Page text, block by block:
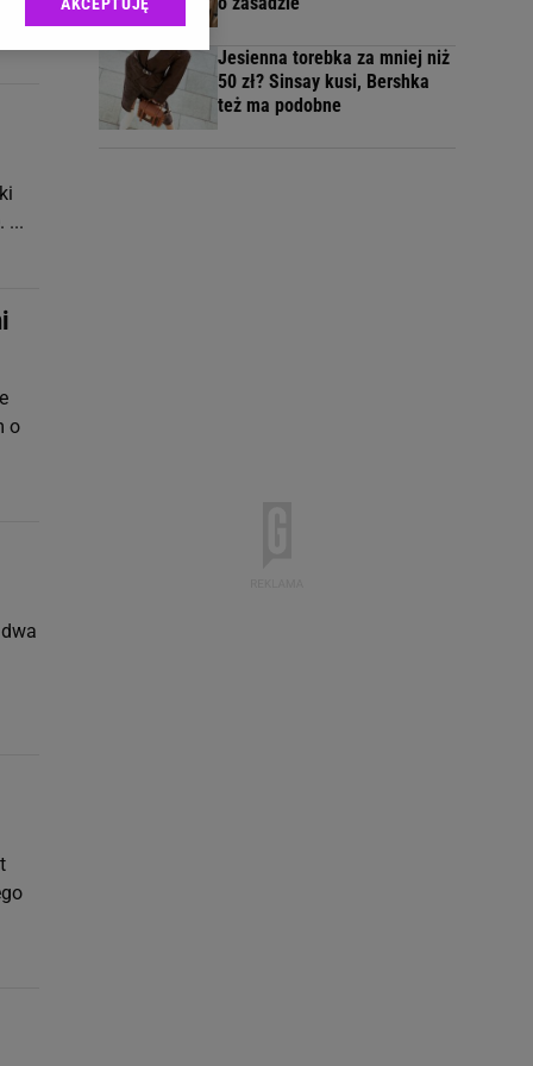
...
o
Jesienna torebka za mniej niż
50 zł? Sinsay kusi, Bershka
też ma podobne
sp. z o.o., jej
danych poprzez
Zmiana ustawień
celów identyfikacji.
reklam i treści,